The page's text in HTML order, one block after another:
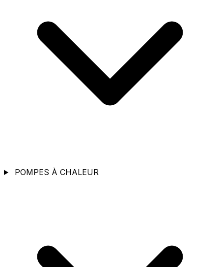
POMPES À CHALEUR